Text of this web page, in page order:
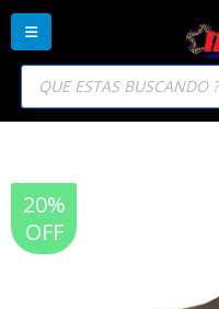
Búsqueda
productos
20%
OFF